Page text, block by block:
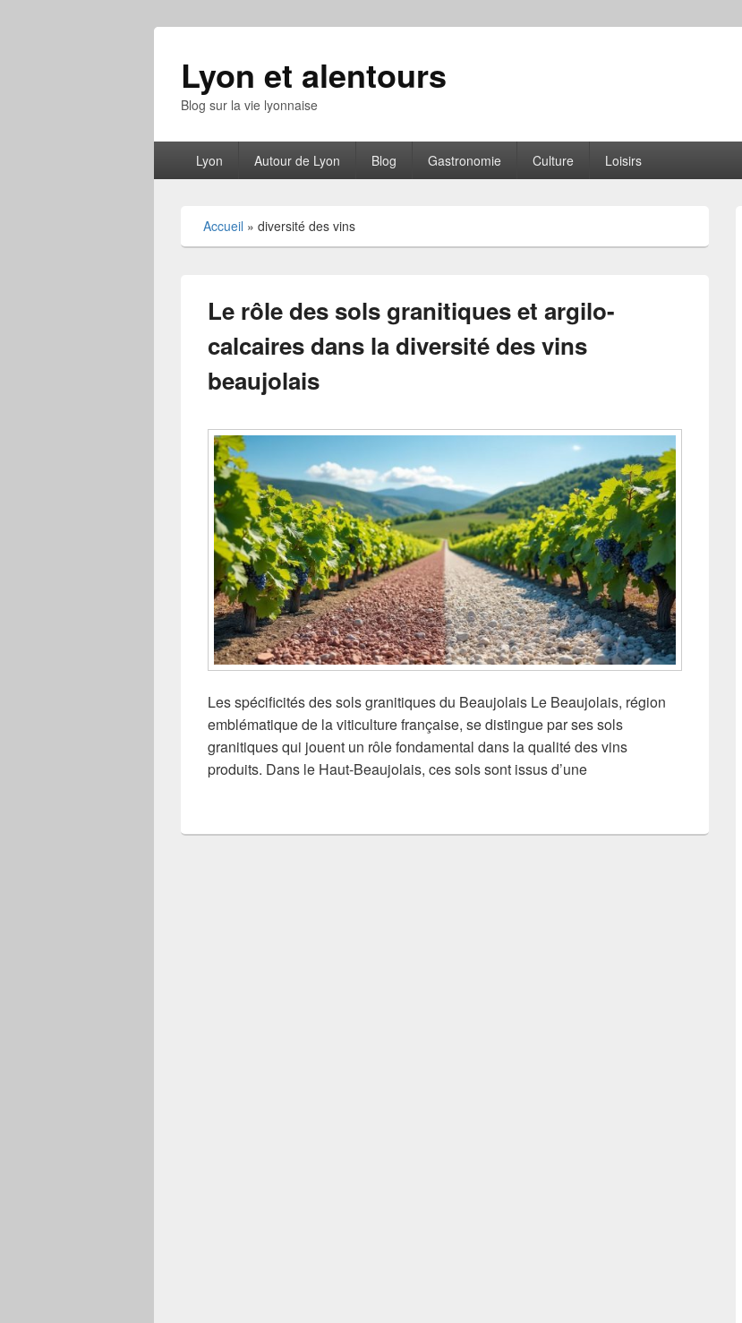
Lyon et alentours
Blog sur la vie lyonnaise
principalLyon Autour de Lyon Blog Gastronomie Culture Loisirs
Accueil » diversité des vins
Le rôle des sols granitiques et argilo-
calcaires dans la diversité des vins
beaujolais
Les spécificités des sols granitiques du Beaujolais Le Beaujolais, région
emblématique de la viticulture française, se distingue par ses sols
granitiques qui jouent un rôle fondamental dans la qualité des vins
produits. Dans le Haut-Beaujolais, ces sols sont issus d’une